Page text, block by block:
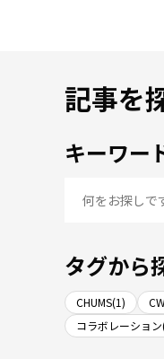
記事を
キーワー
タグから
CHUMS(1)
コラボレーショ